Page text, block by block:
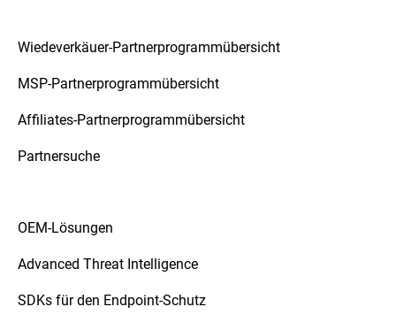
Wiedeverkäuer-Partnerprogrammübersicht
MSP-Partnerprogrammübersicht
Affiliates-Partnerprogrammübersicht
Partnersuche
OEM-Lösungen
Advanced Threat Intelligence
SDKs für den Endpoint-Schutz